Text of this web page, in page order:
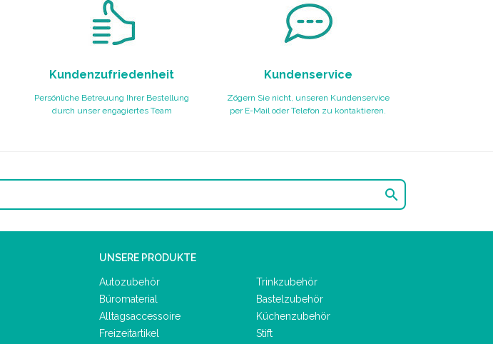
Kundenzufriedenheit
Persönliche Betreuung Ihrer Bestellung
durch unser engagiertes Team
Kundenservice
Zögern Sie nicht, unseren Kundenservice
per E-Mail oder Telefon zu kontaktieren.

UNSERE PRODUKTE
Autozubehör
Büromaterial
Alltagsaccessoire
Freizeitartikel
Trinkzubehör
Bastelzubehör
Küchenzubehör
Stift